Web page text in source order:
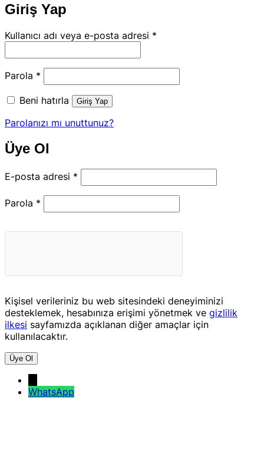
Giriş Yap
Kullanıcı adı veya e-posta adresi *
Parola *
Beni hatırla Giriş Yap
Parolanızı mı unuttunuz?
Üye Ol
E-posta adresi *
Parola *
Kişisel verileriniz bu web sitesindeki deneyiminizi
desteklemek, hesabınıza erişimi yönetmek ve gizlilik
ilkesi sayfamızda açıklanan diğer amaçlar için
kullanılacaktır.
Üye Ol
WhatsApp